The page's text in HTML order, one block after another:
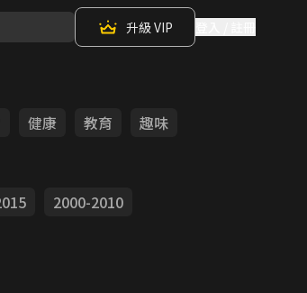
升級 VIP
健康 教育
趣味
2000-2010